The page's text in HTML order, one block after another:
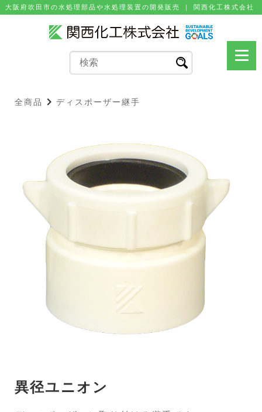
⼤阪府吹⽥市の⽔処理部品や⽔処理装置の開発販売 ｜ 関⻄化⼯株式会社
全商品 ディスポーザー継手
異径ユニオン